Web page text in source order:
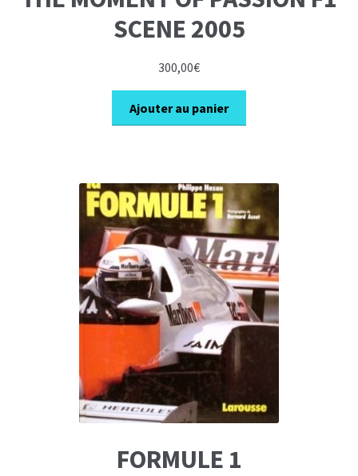
SCENE 2005
300,00€
Ajouter au panier
FORMULE 1